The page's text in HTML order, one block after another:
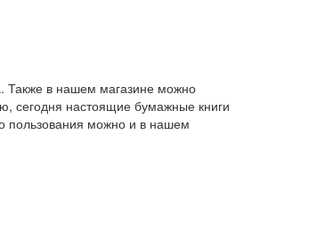
Также в нашем магазине можно
сегодня настоящие бумажные книги
пользования можно и в нашем